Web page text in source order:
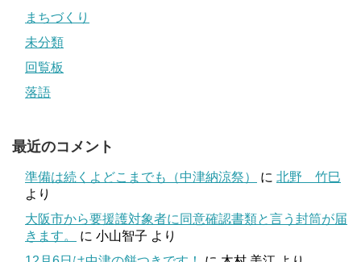
まちづくり
未分類
回覧板
落語
最近のコメント
準備は続くよどこまでも（中津納涼祭） に 北野 竹巳
より
大阪市から要援護対象者に同意確認書類と言う封筒が届
きます。
に 小山智子 より